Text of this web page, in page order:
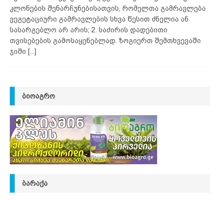
კლონების შენარჩუნებისათვის, რომელთა გამრავლება
ვეგეტაციური გამრავლების სხვა წესით ძნელია ან
სასარგებლო არ არის; 2. საძირის დადებითი
თვისებების გამოსაყენებლად. ზოგიერთ შემთხვევაში
ჯიში [...]
ᲑᲘᲝᲐᲒᲠᲝ
ᲑᲐᲠᲐᲥᲐ